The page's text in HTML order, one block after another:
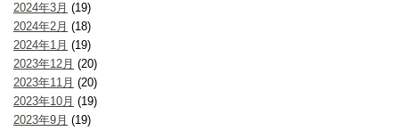
2024年3月 (19)
2024年2月 (18)
2024年1月 (19)
2023年12月 (20)
2023年11月 (20)
2023年10月 (19)
2023年9月 (19)